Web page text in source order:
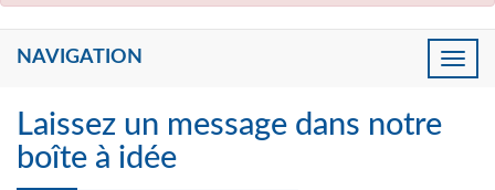
Toggle
NAVIGATION
Laissez un message dans notre
boîte à idée